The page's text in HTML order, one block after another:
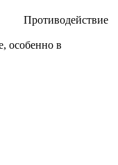
Противодействие
особенно в